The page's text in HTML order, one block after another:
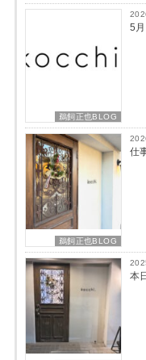
鵜飼正也BLOG
5
鵜飼正也BLOG
仕
本